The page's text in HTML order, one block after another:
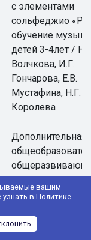
вашим
в Политике
с элементами
сольфеджио
обучение
детей 3-4лет /
Волчкова, И.Г.
Гончарова, Е.В.
Мустафина, Н.Г.
Королева
Дополнительная
программа
художественной
«Развитие